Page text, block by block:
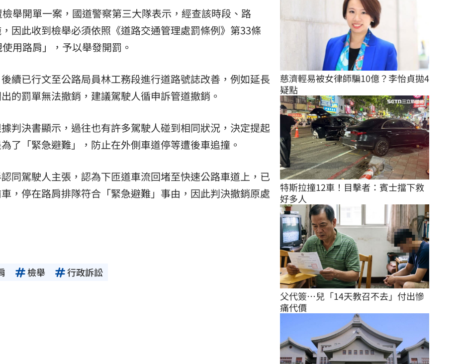
舉開單一案，國道警察第三大隊表示，經查該時段、路
因此收到檢舉必須依照《道路交通管理處罰條例》第33條
用路肩」，予以舉發開罰。
續已行文至公路局員林工務段進行道路號誌改善，例如延長
的罰單無法撤銷，建議駕駛人循申訴管道撤銷。
判決書顯示，過往也有許多駕駛人碰到相同狀況，決定提起
了「緊急避難」，防止在外側車道停等遭後車追撞。
同駕駛人主張，認為下匝道車流回堵至快速公路車道上，已
，停在路肩排隊符合「緊急避難」事由，因此判決撤銷原處
檢舉 行政訴訟
慈濟輕易被女律師騙10億？李怡貞拋4
疑點
特斯拉撞12車！目擊者：賓士擋下救
好多人
父代簽…兒「14天教召不去」付出慘
痛代價